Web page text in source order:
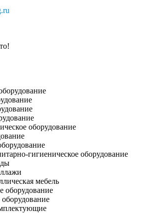
оборудование
гигиеническое оборудование
мебель
оборудование